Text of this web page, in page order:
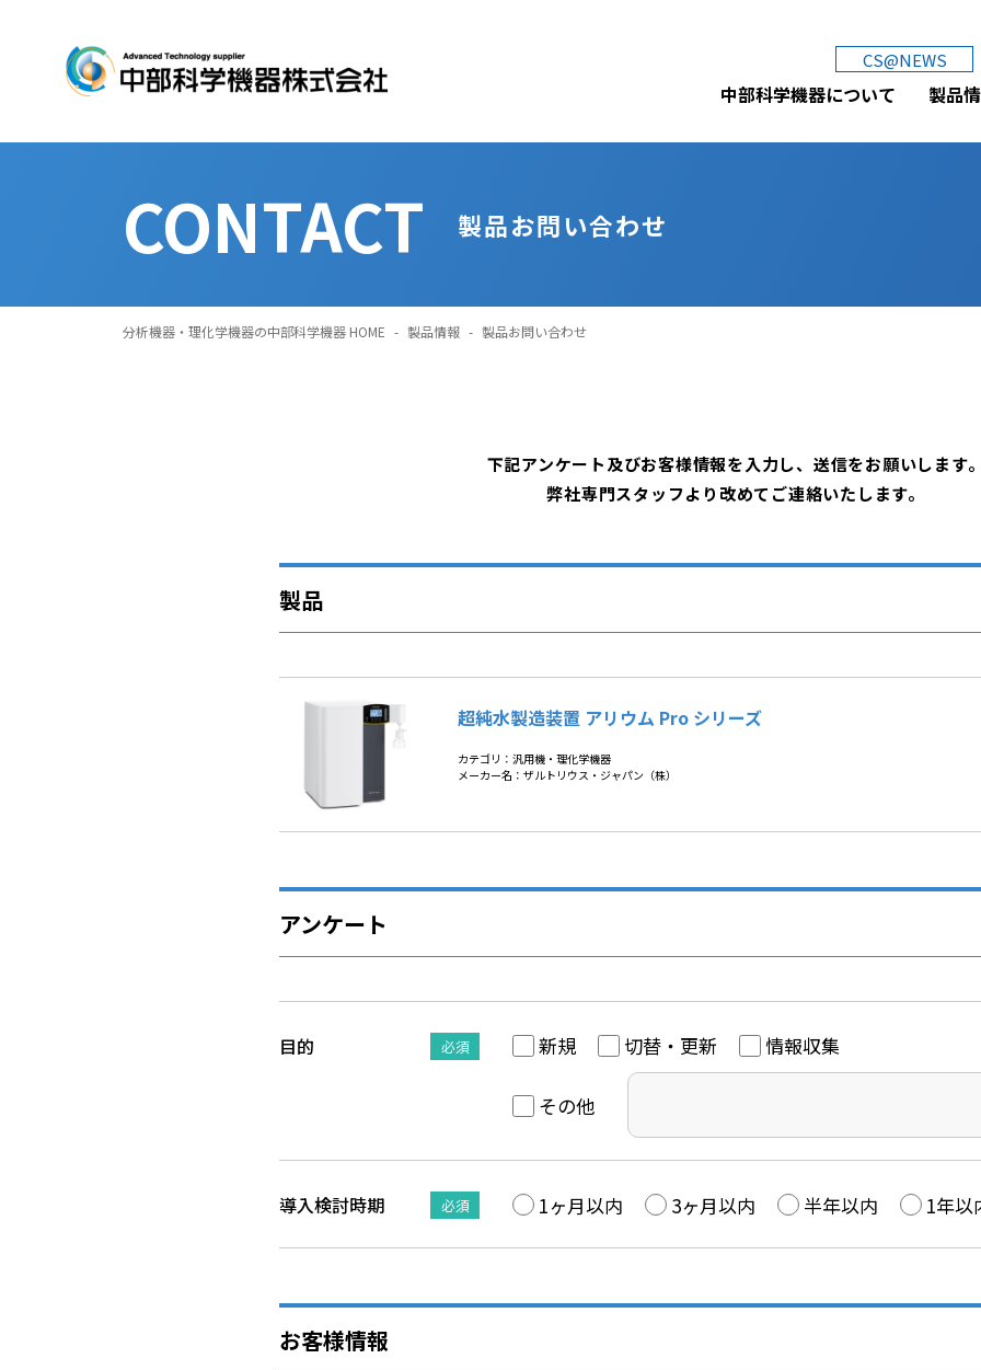
CS@NEWS
中部科学機器について 製品
CONTACT 製品お問い合わせ
分析機器・理化学機器の中部科学機器 HOME - 製品情報 - 製品お問い合わせ
下記アンケート及びお客様情報を入力し、送信をお願いします
弊社専門スタッフより改めてご連絡いたします。
製品
超純水製造装置 アリウム Pro シリーズ
カテゴリ：汎用機・理化学機器
メーカー名：ザルトリウス・ジャパン（株）
アンケート
目的 必須 新規 切替・更新 情報収集
その他
導入検討時期 必須 1ヶ月以内 3ヶ月以内 半年以内 1年以
お客様情報